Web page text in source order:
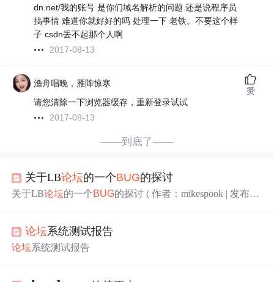
dn.net/我的账号 是你们域名解析的问题 还是说程序员
搞事情 难道你就好好的吗 处理一下 老铁。不要这个样
子 csdn丢不起那个人啊
2017-08-13
渔舟唱晚，雁阵惊寒
请您清除一下浏览器缓存，重新登录试试
2017-08-13
赞
——到底了——
关于LB论坛的一个BUG的探讨
关于LB论坛的一个BUG的探讨 ( 作者：mikespook | 发布日
用起来比较方便，而且插件也很多。不过，老一点的玩家
都知道，这个论坛
论坛系统测试报告
论坛系统测试报告